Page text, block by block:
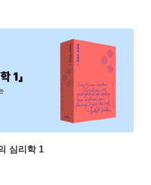
심리학 1